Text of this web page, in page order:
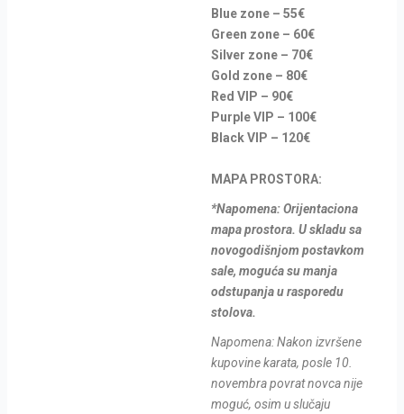
Blue zone – 55€
Green zone – 60€
Silver zone – 70€
Gold zone – 80€
Red VIP – 90€
Purple VIP – 100€
Black VIP – 120€
MAPA PROSTORA:
*Napomena: Orijentaciona
mapa prostora. U skladu sa
novogodišnjom postavkom
sale, moguća su manja
odstupanja u rasporedu
stolova.
Napomena: Nakon izvršene
kupovine karata, posle 10.
novembra povrat novca nije
moguć, osim u slučaju